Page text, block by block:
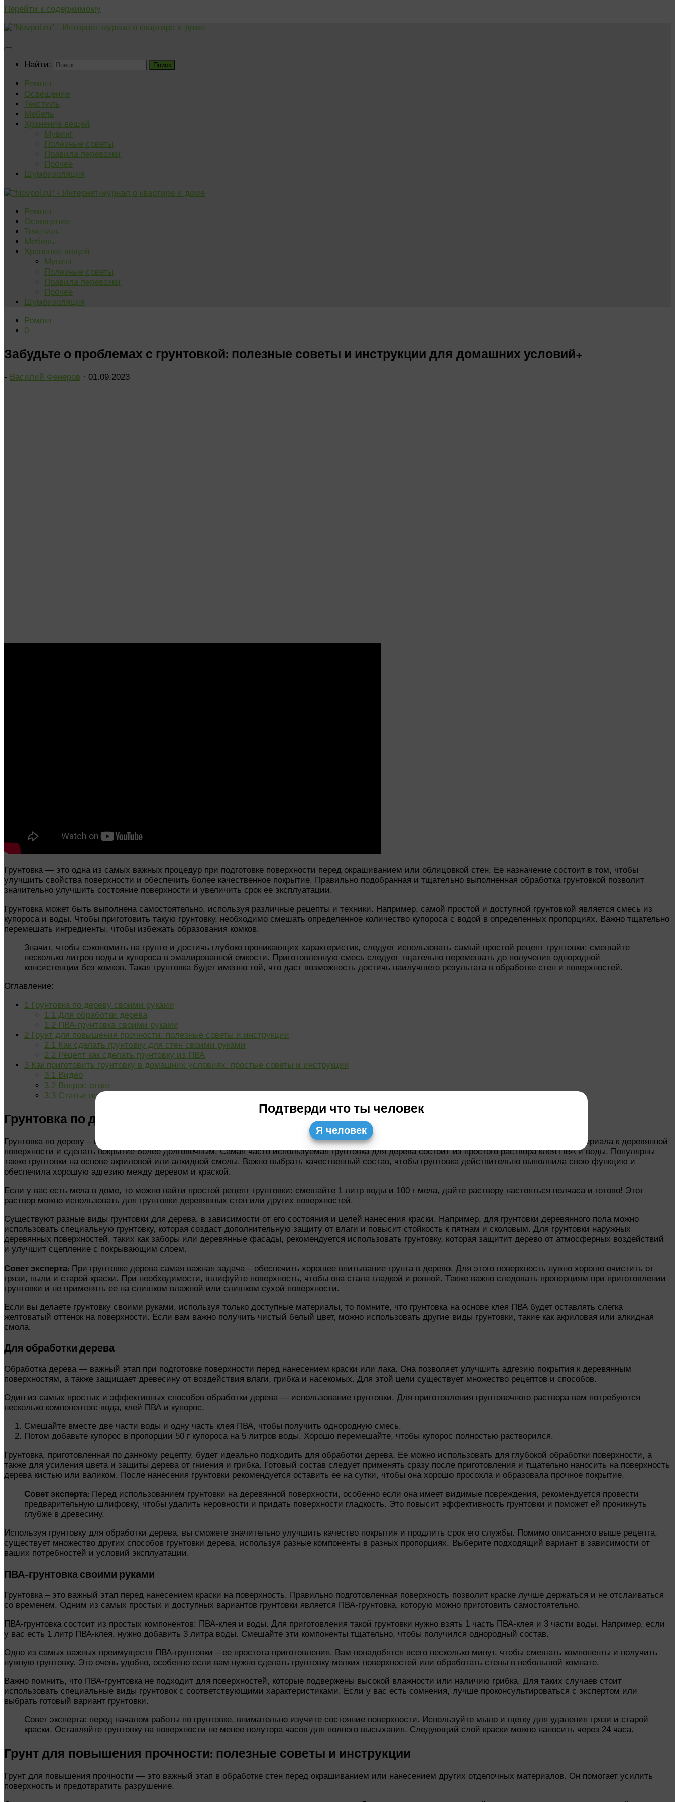
Перейти к содержимому
Найти:
Ремонт
Освещение
Текстиль
Мебель
Хранение вещей
Мувинг
Полезные советы
Правила перевозки
Прочее
Шумоизоляция
Ремонт
Освещение
Текстиль
Мебель
Хранение вещей
Мувинг
Полезные советы
Правила перевозки
Прочее
Шумоизоляция
Ремонт
0
Забудьте о проблемах с грунтовкой: полезные советы и инструкции для домашних условий+
- Василий Фенеров · 01.09.2023
Грунтовка — это одна из самых важных процедур при подготовке поверхности перед окрашиванием или облицовкой стен. Ее назначение состоит в том, чтобы
улучшить свойства поверхности и обеспечить более качественное покрытие. Правильно подобранная и тщательно выполненная обработка грунтовкой позволит
значительно улучшить состояние поверхности и увеличить срок ее эксплуатации.
Грунтовка может быть выполнена самостоятельно, используя различные рецепты и техники. Например, самой простой и доступной грунтовкой является смесь из
купороса и воды. Чтобы приготовить такую грунтовку, необходимо смешать определенное количество купороса с водой в определенных пропорциях. Важно тщательно
перемешать ингредиенты, чтобы избежать образования комков.
Значит, чтобы сэкономить на грунте и достичь глубоко проникающих характеристик, следует использовать самый простой рецепт грунтовки: смешайте
несколько литров воды и купороса в эмалированной емкости. Приготовленную смесь следует тщательно перемешать до получения однородной
консистенции без комков. Такая грунтовка будет именно той, что даст возможность достичь наилучшего результата в обработке стен и поверхностей.
Оглавление:
1 Грунтовка по дереву своими руками
1.1 Для обработки дерева
1.2 ПВА-грунтовка своими руками
2 Грунт для повышения прочности: полезные советы и инструкции
2.1 Как сделать грунтовку для стен своими руками
2.2 Рецепт как сделать грунтовку из ПВА
3 Как приготовить грунтовку в домашних условиях: простые советы и инструкции
3.1 Видео
3.2 Вопрос-ответ
3.3 Статьи по теме:
Грунтовка по дереву своими руками
Грунтовка по дереву – важный этап подготовки поверхности перед нанесением краски или лака. Она позволяет улучшить адгезию красочного материала к деревянной
поверхности и сделать покрытие более долговечным. Самая часто используемая грунтовка для дерева состоит из простого раствора клея ПВА и воды. Популярны
также грунтовки на основе акриловой или алкидной смолы. Важно выбрать качественный состав, чтобы грунтовка действительно выполнила свою функцию и
обеспечила хорошую адгезию между деревом и краской.
Если у вас есть мела в доме, то можно найти простой рецепт грунтовки: смешайте 1 литр воды и 100 г мела, дайте раствору настояться полчаса и готово! Этот
раствор можно использовать для грунтовки деревянных стен или других поверхностей.
Существуют разные виды грунтовки для дерева, в зависимости от его состояния и целей нанесения краски. Например, для грунтовки деревянного пола можно
использовать специальную грунтовку, которая создаст дополнительную защиту от влаги и повысит стойкость к пятнам и сколовым. Для грунтовки наружных
деревянных поверхностей, таких как заборы или деревянные фасады, рекомендуется использовать грунтовку, которая защитит дерево от атмосферных воздействий
и улучшит сцепление с покрывающим слоем.
Совет эксперта: При грунтовке дерева самая важная задача – обеспечить хорошее впитывание грунта в дерево. Для этого поверхность нужно хорошо очистить от
грязи, пыли и старой краски. При необходимости, шлифуйте поверхность, чтобы она стала гладкой и ровной. Также важно следовать пропорциям при приготовлении
грунтовки и не применять ее на слишком влажной или слишком сухой поверхности.
Если вы делаете грунтовку своими руками, используя только доступные материалы, то помните, что грунтовка на основе клея ПВА будет оставлять слегка
желтоватый оттенок на поверхности. Если вам важно получить чистый белый цвет, можно использовать другие виды грунтовки, такие как акриловая или алкидная
смола.
Для обработки дерева
Обработка дерева — важный этап при подготовке поверхности перед нанесением краски или лака. Она позволяет улучшить адгезию покрытия к деревянным
поверхностям, а также защищает древесину от воздействия влаги, грибка и насекомых. Для этой цели существует множество рецептов и способов.
Один из самых простых и эффективных способов обработки дерева — использование грунтовки. Для приготовления грунтовочного раствора вам потребуются
несколько компонентов: вода, клей ПВА и купорос.
Смешайте вместе две части воды и одну часть клея ПВА, чтобы получить однородную смесь.
Потом добавьте купорос в пропорции 50 г купороса на 5 литров воды. Хорошо перемешайте, чтобы купорос полностью растворился.
Грунтовка, приготовленная по данному рецепту, будет идеально подходить для обработки дерева. Ее можно использовать для глубокой обработки поверхности, а
также для усиления цвета и защиты дерева от гниения и грибка. Готовый состав следует применять сразу после приготовления и тщательно наносить на поверхность
дерева кистью или валиком. После нанесения грунтовки рекомендуется оставить ее на сутки, чтобы она хорошо просохла и образовала прочное покрытие.
Совет эксперта: Перед использованием грунтовки на деревянной поверхности, особенно если она имеет видимые повреждения, рекомендуется провести
предварительную шлифовку, чтобы удалить неровности и придать поверхности гладкость. Это повысит эффективность грунтовки и поможет ей проникнуть
глубже в древесину.
Используя грунтовку для обработки дерева, вы сможете значительно улучшить качество покрытия и продлить срок его службы. Помимо описанного выше рецепта,
существует множество других способов грунтовки дерева, используя разные компоненты в разных пропорциях. Выберите подходящий вариант в зависимости от
ваших потребностей и условий эксплуатации.
ПВА-грунтовка своими руками
Грунтовка – это важный этап перед нанесением краски на поверхность. Правильно подготовленная поверхность позволит краске лучше держаться и не отслаиваться
со временем. Одним из самых простых и доступных вариантов грунтовки является ПВА-грунтовка, которую можно приготовить самостоятельно.
ПВА-грунтовка состоит из простых компонентов: ПВА-клея и воды. Для приготовления такой грунтовки нужно взять 1 часть ПВА-клея и 3 части воды. Например, если
у вас есть 1 литр ПВА-клея, нужно добавить 3 литра воды. Смешайте эти компоненты тщательно, чтобы получился однородный состав.
Одно из самых важных преимуществ ПВА-грунтовки – ее простота приготовления. Вам понадобятся всего несколько минут, чтобы смешать компоненты и получить
нужную грунтовку. Это очень удобно, особенно если вам нужно сделать грунтовку мелких поверхностей или обработать стены в небольшой комнате.
Важно помнить, что ПВА-грунтовка не подходит для поверхностей, которые подвержены высокой влажности или наличию грибка. Для таких случаев стоит
использовать специальные виды грунтовок с соответствующими характеристиками. Если у вас есть сомнения, лучше проконсультироваться с экспертом или
выбрать готовый вариант грунтовки.
Совет эксперта: перед началом работы по грунтовке, внимательно изучите состояние поверхности. Используйте мыло и щетку для удаления грязи и старой
краски. Оставляйте грунтовку на поверхности не менее полутора часов для полного высыхания. Следующий слой краски можно наносить через 24 часа.
Грунт для повышения прочности: полезные советы и инструкции
Грунт для повышения прочности — это важный этап в обработке стен перед окрашиванием или нанесением других отделочных материалов. Он помогает усилить
поверхность и предотвратить разрушение.
Подтверди что ты человек
Я человек